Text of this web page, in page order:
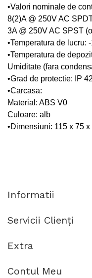
•Valori nominale de
8(2)A @ 250V AC
3A @ 250V AC SPST
•Temperatura de lucru:
•Temperatura de
Umiditate (fara
•Grad de protectie: IP 42
•Carcasa:
Material: ABS V0
Culoare: alb
•Dimensiuni: 115 x 75
Informatii
Servicii Clienţi
Extra
Contul Meu